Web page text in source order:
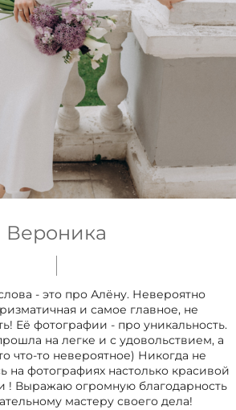
Вероника
- это про Алёну. Невероятно
и самое главное, не
Её фотографии - про уникальность.
на легке и с удовольствием, а
что-то невероятное) Никогда не
на фотографиях настолько красивой
! Выражаю огромную благодарность
мастеру своего дела!